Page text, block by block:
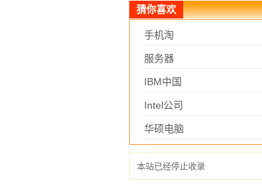
猜你喜欢
手机淘
服务器
IBM中国
Intel公司
华硕电脑
本站已经停止收录